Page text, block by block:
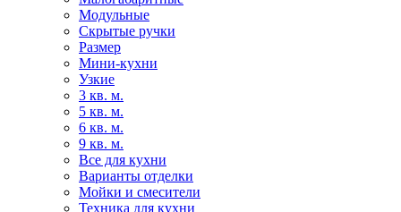
Модульные
Скрытые ручки
Размер
Мини-кухни
Узкие
3 кв. м.
5 кв. м.
6 кв. м.
9 кв. м.
Все для кухни
Варианты отделки
Мойки и смесители
Техника для кухни